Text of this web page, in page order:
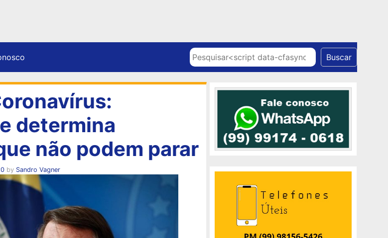
Pesquisar Buscar
determina
não podem parar
by Sandro Vagner